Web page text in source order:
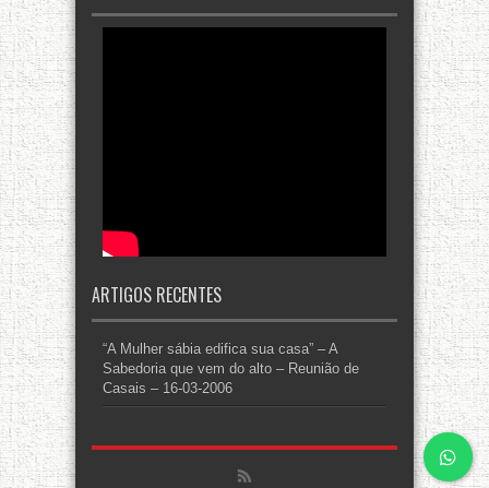
ARTIGOS RECENTES
“A Mulher sábia edifica sua casa” – A
Sabedoria que vem do alto – Reunião de
Casais – 16-03-2006